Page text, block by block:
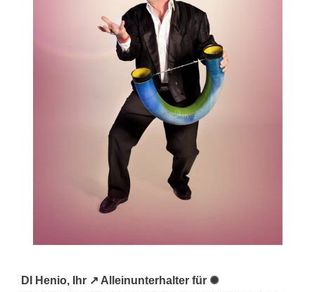
DI Henio, Ihr ↗️ Alleinunterhalter für ✺